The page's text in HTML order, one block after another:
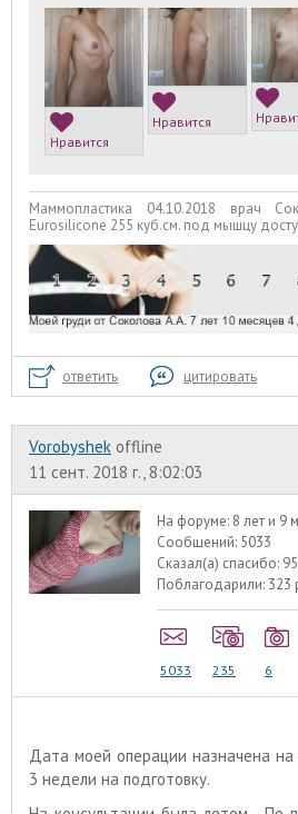
Нравится
Нравится
Маммопластика 04.10.2018 врач
Eurosilicone 255 куб.см. под мышцу
ответить цитировать
Vorobyshek offline
11 сент. 2018 г., 8:02:03
На форуме: 8 лет и 9
Сообщений: 5033
Сказал(а) спасибо:
Поблагодарили: 323
5033 235 6
Дата моей операции назначена на
3 недели на подготовку.